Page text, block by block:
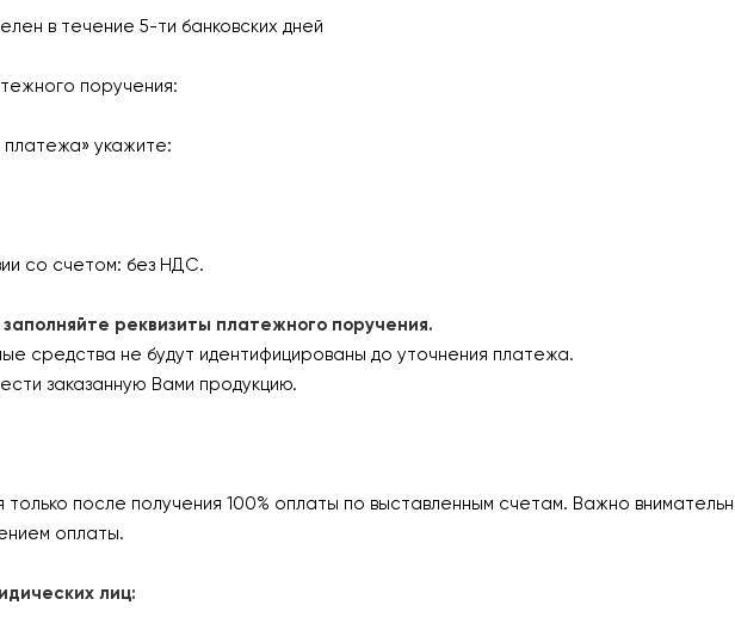
в течение 5-ти банковских дней
поручения:
укажите:
счетом: без НДС.
реквизиты платежного поручения.
средства не будут идентифицированы до уточнения платежа.
заказанную Вами продукцию.
после получения 100% оплаты по выставленным счетам. Важно
оплаты.
лиц: